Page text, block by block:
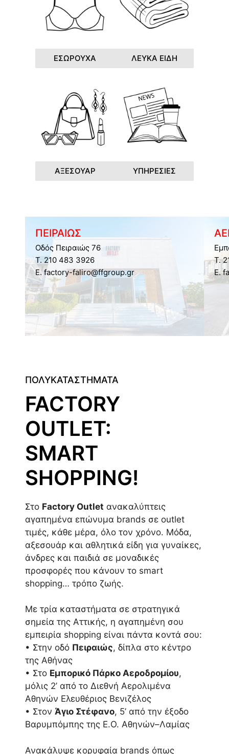
ΕΣΩΡΟΥΧΑ ΛΕΥΚΑ ΕΙΔΗ
ΑΞΕΣΟΥΑΡ ΥΠΗΡΕΣΙΕΣ
ΠΟΛΥΚΑΤΑΣΤΗΜΑΤΑ
FACTORY
OUTLET:
SMART
SHOPPING!
Στο Factory Outlet ανακαλύπτεις
αγαπημένα επώνυμα brands σε outlet
τιμές, κάθε μέρα, όλο τον χρόνο. Μόδα,
αξεσουάρ και αθλητικά είδη για γυναίκες,
άνδρες και παιδιά σε μοναδικές
προσφορές που κάνουν το smart
shopping… τρόπο ζωής.
Με τρία καταστήματα σε στρατηγικά
σημεία της Αττικής, η αγαπημένη σου
εμπειρία shopping είναι πάντα κοντά σου:
• Στην οδό Πειραιώς, δίπλα στο κέντρο
της Αθήνας
• Στο Εμπορικό Πάρκο Αεροδρομίου,
μόλις 2’ από το Διεθνή Αερολιμένα
Αθηνών Ελευθέριος Βενιζέλος
• Στον Άγιο Στέφανο, 5’ από την έξοδο
Βαρυμπόμπης της Ε.Ο. Αθηνών–Λαμίας
Ανακάλυψε κορυφαία brands όπως
ΠΕΙΡΑΙΩΣ
Οδός Πειραιώς 76
Τ. 210 483 3926
E. factory-faliro@ffgroup.gr
Τ.
E.